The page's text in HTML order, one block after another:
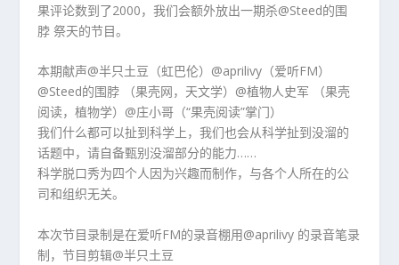
果评论数到了2000，我们会额外放出一期杀@Steed的围
脖 祭天的节目。
本期献声@半只土豆（虹巴伦）@aprilivy（爱听FM）
@Steed的围脖 （果壳网，天文学）@植物人史军 （果壳
阅读，植物学）@庄小哥（“果壳阅读”掌门）
我们什么都可以扯到科学上，我们也会从科学扯到没溜的
话题中，请自备甄别没溜部分的能力……
科学脱口秀为四个人因为兴趣而制作，与各个人所在的公
司和组织无关。
本次节目录制是在爱听FM的录音棚用@aprilivy 的录音笔录
制，节目剪辑@半只土豆